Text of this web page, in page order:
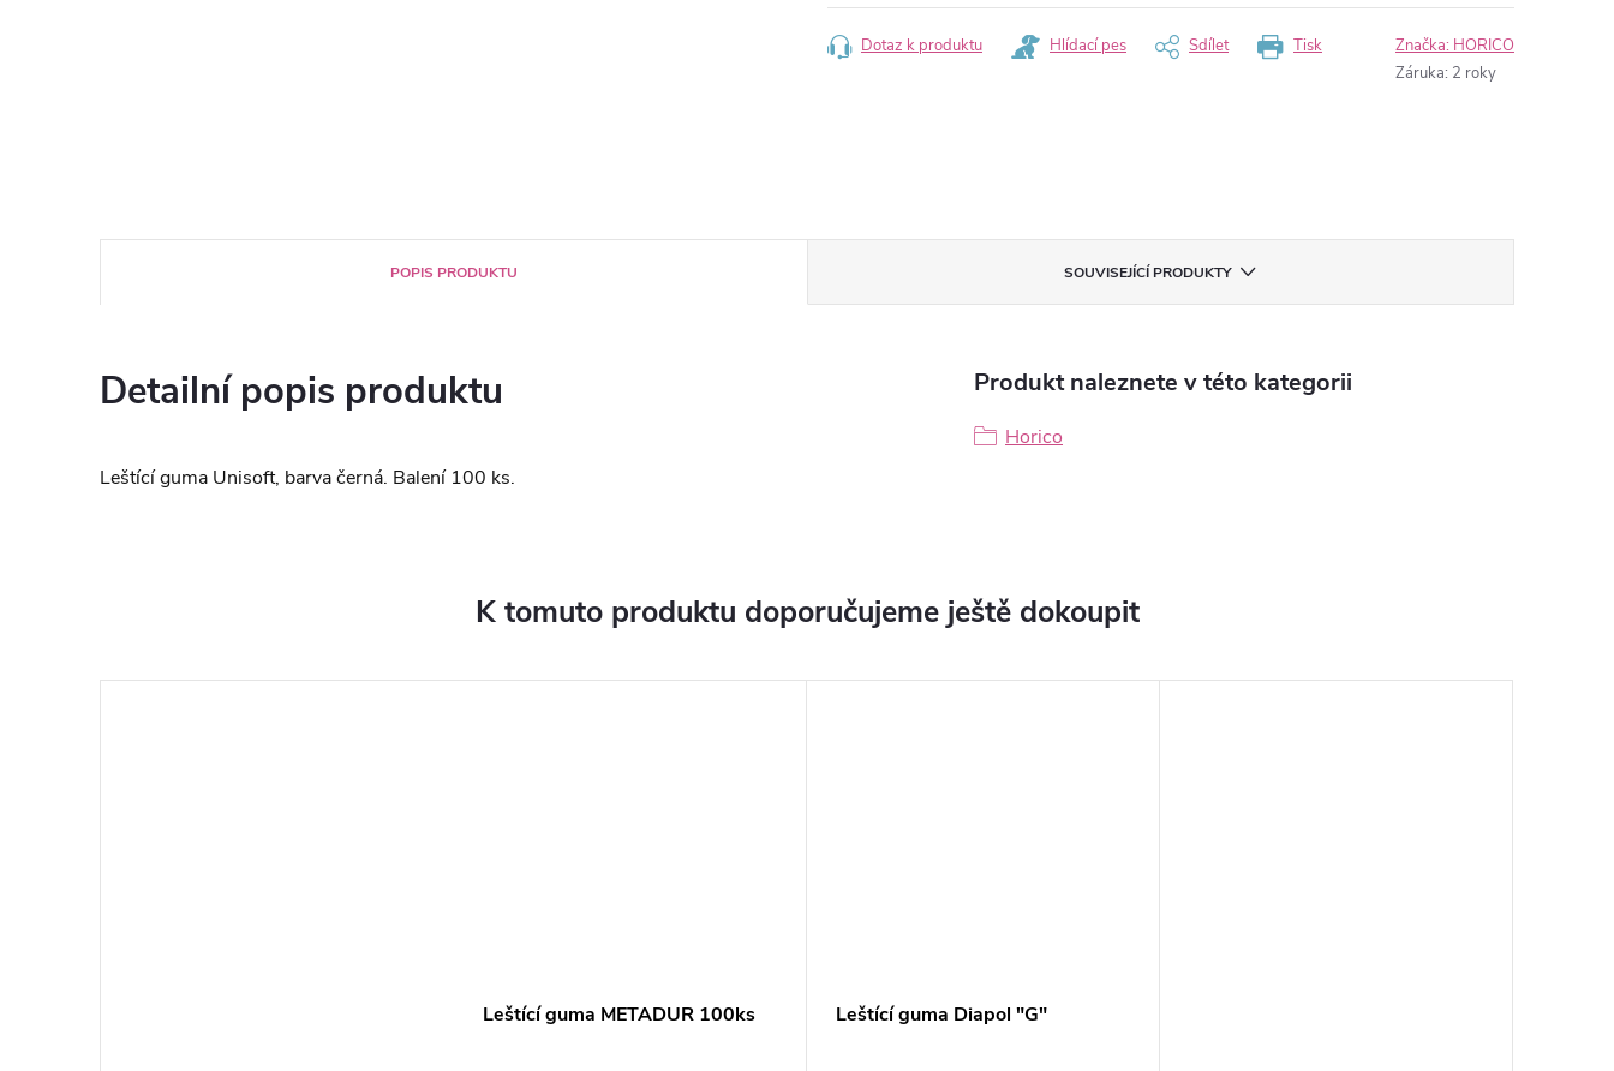
cena:
Tisk
Dotaz k produktu Hlídací pes Sdílet Značka: HORICO
Záruka: 2 roky
POPIS PRODUKTU SOUVISEJÍCÍ PRODUKTY
Detailní popis produktu
Leštící guma Unisoft, barva černá. Balení 100 ks.
Produkt naleznete v této kategorii
Horico
K tomuto produktu doporučujeme ještě dokoupit
Leštící guma METADUR 100ks Leštící guma Diapol "G"